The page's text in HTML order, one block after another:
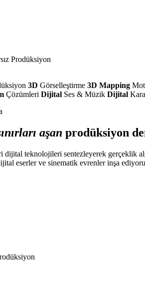
Prodüksiyon
3D Görselleştirme 3D Mapping
Çözümleri Dijital Ses & Müzik Dijital
aşan prodüksiyon
teknolojileri sentezleyerek gerçeklik
eserler ve sinematik evrenler inşa